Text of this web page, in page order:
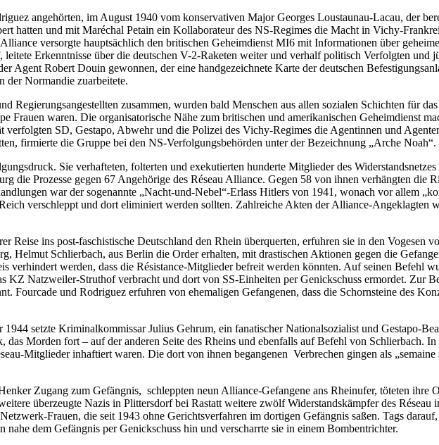
angehörten, im August 1940 vom konservativen Major Georges Loustaunau-Lacau, der
hatten und mit Maréchal Petain ein Kollaborateur des NS-Regimes die Macht in Vichy-
versorgte hauptsächlich den britischen Geheimdienst MI6 mit Informationen über
Erkenntnisse über die deutschen V-2-Raketen weiter und verhalf politisch Verfolgten und
Agent Robert Douin gewonnen, der eine handgezeichnete Karte der deutschen
der Normandie zuarbeitete.
Regierungsangestellten zusammen, wurden bald Menschen aus allen sozialen Schichten für
Frauen waren. Die organisatorische Nähe zum britischen und amerikanischen Geheimdienst
SD, Gestapo, Abwehr und die Polizei des Vichy-Regimes die Agentinnen und
firmierte die Gruppe bei den NS-Verfolgungsbehörden unter der Bezeichnung „Arche Noah“.
Sie verhafteten, folterten und exekutierten hunderte Mitglieder des
die Prozesse gegen 67 Angehörige des Réseau Alliance. Gegen 58 von ihnen verhängten die
war der sogenannte „Nacht-und-Nebel“-Erlass Hitlers von 1941, wonach vor allem
verschleppt und dort eliminiert werden sollten. Zahlreiche Akten der Alliance-Angeklagten
Reise ins post-faschistische Deutschland den Rhein überquerten, erfuhren sie in den Vogesen
Helmut Schlierbach, aus Berlin die Order erhalten, mit drastischen Aktionen gegen die
verhindert werden, dass die Résistance-Mitglieder befreit werden könnten. Auf seinen Befehl
KZ Natzweiler-Struthof verbracht und dort von SS-Einheiten per Genickschuss ermordet. Zur
Fourcade und Rodriguez erfuhren von ehemaligen Gefangenen, dass die Schornsteine des
setzte Kriminalkommissar Julius Gehrum, ein fanatischer Nationalsozialist und Gestapo-
Morden fort – auf der anderen Seite des Rheins und ebenfalls auf Befehl von Schlierbach.
Mitglieder inhaftiert waren. Die dort von ihnen begangenen Verbrechen gingen als
Zugang zum Gefängnis, schleppten neun Alliance-Gefangene ans Rheinufer, töteten ihre
überzeugte Nazis in Plittersdorf bei Rastatt weitere zwölf Widerstandskämpfer des
Frauen, die seit 1943 ohne Gerichtsverfahren im dortigen Gefängnis saßen. Tags
dem Gefängnis per Genickschuss hin und verscharrte sie in einem Bombentrichter.